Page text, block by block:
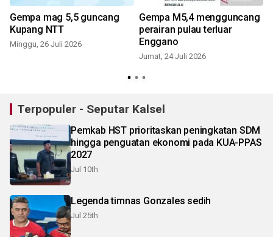
Gempa mag 5,5 guncang
Kupang NTT
Minggu, 26 Juli 2026
Gempa M5,4 mengguncang
perairan pulau terluar
Enggano
Jumat, 24 Juli 2026
Terpopuler - Seputar Kalsel
Pemkab HST prioritaskan peningkatan SDM
hingga penguatan ekonomi pada KUA-PPAS
2027
Jul 10th
Legenda timnas Gonzales sedih
Jul 25th